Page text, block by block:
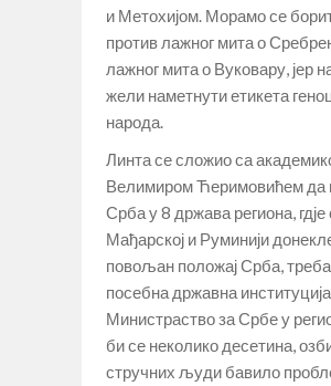
и Метохијом. Морамо се
против лажног мита о
лажног мита о Вуковару, јер
жели наметнути етикета
народа.
Линта се сложио са
Велимиром Ћеримовићем да
Срба у 8 држава региона,
Мађарској и Руминији
повољан положај Срба, треба
посебна државна институција,
Министраство за Србе у
би се неколико десетина,
стручних људи бавило